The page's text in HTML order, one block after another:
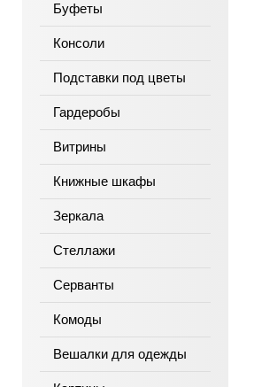
Буфеты
Консоли
Подставки под цветы
Гардеробы
Витрины
Книжные шкафы
Зеркала
Стеллажи
Серванты
Комоды
Вешалки для одежды